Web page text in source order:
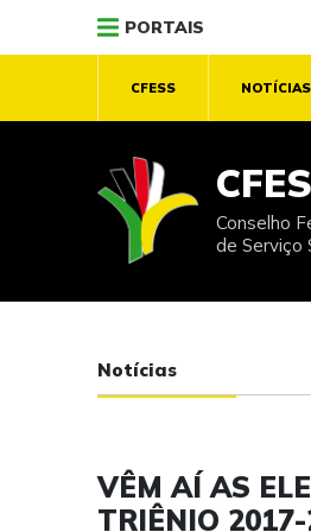
PORTAIS
CFESS NOTÍCIAS
Conselho
de Serviço
Notícias
VÊM AÍ AS
TRIÊNIO